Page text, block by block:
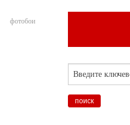
фотобои